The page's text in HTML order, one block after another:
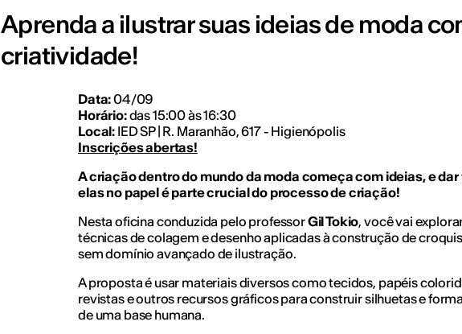
Aprenda a ilustrar suas ideias de moda
criatividade!
Data:04/09
Horário:das 15:00 às 16:30
Local: IED SP | R. Maranhão, 617 - Higienópolis
Inscrições abertas!
A criação dentro do mundo da moda começa com ideias, e dar
elas no papel é parte crucial do processo de criação!
Nesta oficina conduzida pelo professorGil Tokio, você vai
técnicas de colagem e desenho aplicadas à construção de
sem domínio avançado de ilustração.
A proposta é usar materiais diversos como tecidos, papéis
revistas e outros recursos gráficos para construir silhuetas e
de uma base humana.